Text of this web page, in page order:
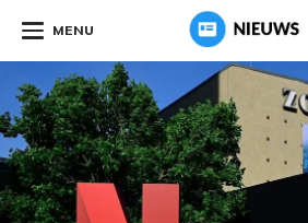
MENU